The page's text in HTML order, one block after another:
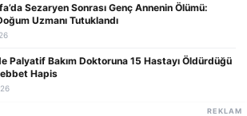
Sezaryen Sonrası Genç Annenin Ölümü:
Uzmanı Tutuklandı
Palyatif Bakım Doktoruna 15 Hastayı Öldürdüğü
Hapis
REKLAM